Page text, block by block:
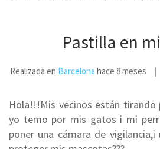
Pastilla en
Realizada en Barcelona hace 8 meses
Hola!!!Mis vecinos están
yo temo por mis gatos i mi
poner una cámara de